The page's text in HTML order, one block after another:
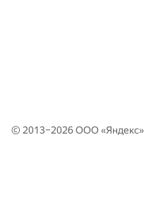
© 2013–2026 ООО «Яндекс»